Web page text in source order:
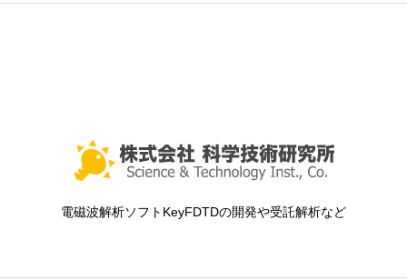
電磁波解析ソフトKeyFDTDの開発や受託解析など